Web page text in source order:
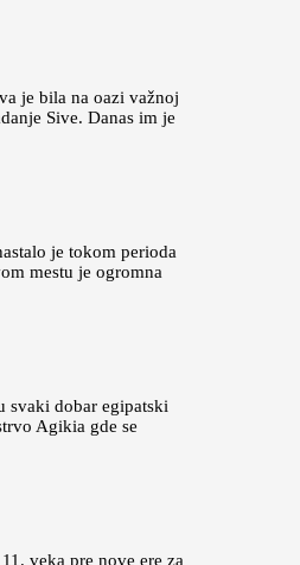
je bila na oazi važnoj
Sive. Danas im je
je tokom perioda
mestu je ogromna
svaki dobar egipatski
Agikia gde se
veka pre nove ere za